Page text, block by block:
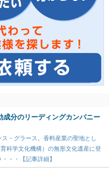
成分のリーディングカンパニー
・グラース。香料産業の聖地とし
科学文化機構）の無形文化遺産に登
・・【記事詳細】